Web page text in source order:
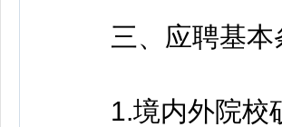
三、应聘基本
1.境内外院校硕